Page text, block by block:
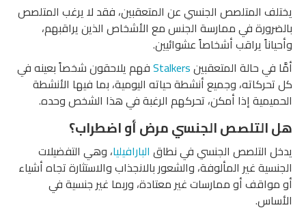
يختلف المتلصص الجنسي عن المتعقبين، فقد لا يرغب المتلصص
بالضرورة في ممارسة الجنس مع الأشخاص الذين يراقبهم،
وأحياناً يراقب أشخاصاً عشوائيين.
أمَّا في حالة المتعقبينStalkersفهم يلاحقون شخصاً بعينه في
كل تحركاته، وجميع أنشطة حياته اليومية، بما فيها الأنشطة
الحميمية إذا أمكن، تحركهم الرغبة في هذا الشخص وحده.
هل التلصص الجنسي مرض أو اضطراب؟
يدخل التلصص الجنسي في نطاق البارافيليا، وهي التفضيلات
الجنسية غير المألوفة، والشعور بالانجذاب والاستثارة تجاه أشياء
أو مواقف أو ممارسات غير معتادة، وربما غير جنسية في
الأساس.